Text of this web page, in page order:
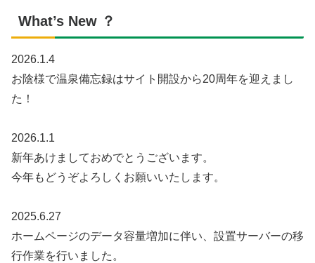
What’s New ？
2026.1.4
お陰様で温泉備忘録はサイト開設から20周年を迎えまし
た！
2026.1.1
新年あけましておめでとうございます。
今年もどうぞよろしくお願いいたします。
2025.6.27
ホームページのデータ容量増加に伴い、設置サーバーの移
行作業を行いました。